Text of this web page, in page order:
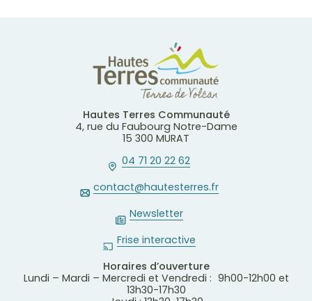
Hautes Terres Communauté
4, rue du Faubourg Notre-Dame
15 300 MURAT
04 71 20 22 62
contact@hautesterres.fr
Newsletter
Frise interactive
Horaires d’ouverture
Lundi – Mardi – Mercredi et Vendredi : 9h00-12h00 et
13h30-17h30